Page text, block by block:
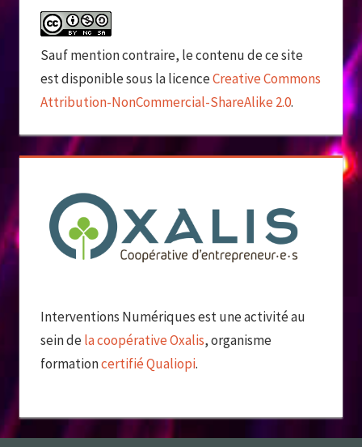
Sauf mention contraire, le contenu de ce site
est disponible sous la licenceCreative Commons
Attribution-NonCommercial-ShareAlike 2.0.
Interventions Numériques est une activité au
sein dela coopérative Oxalis, organisme
formationcertifié Qualiopi.